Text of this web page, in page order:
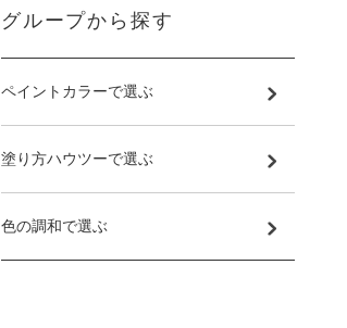
グループから探す
ペイントカラーで選ぶ
塗り方ハウツーで選ぶ
色の調和で選ぶ